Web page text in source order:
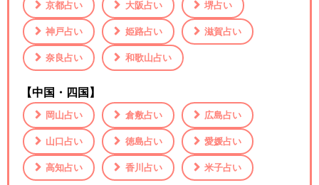
京都占い 大阪占い 堺占い
神戸占い 姫路占い 滋賀占い
奈良占い 和歌山占い
【中国・四国】
岡山占い 倉敷占い 広島占い
山口占い 徳島占い 愛媛占い
高知占い 香川占い 米子占い